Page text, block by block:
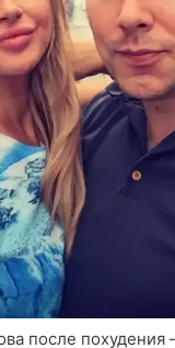
после похудения